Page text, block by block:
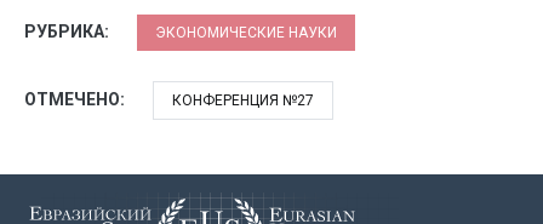
РУБРИКА: ЭКОНОМИЧЕСКИЕ НАУКИ
ОТМЕЧЕНО: КОНФЕРЕНЦИЯ №27